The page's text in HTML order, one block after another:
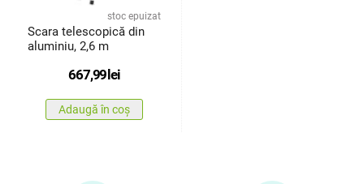
stoc epuizat
Scara telescopică din
aluminiu, 2,6 m
667,99lei
Adaugă în coș